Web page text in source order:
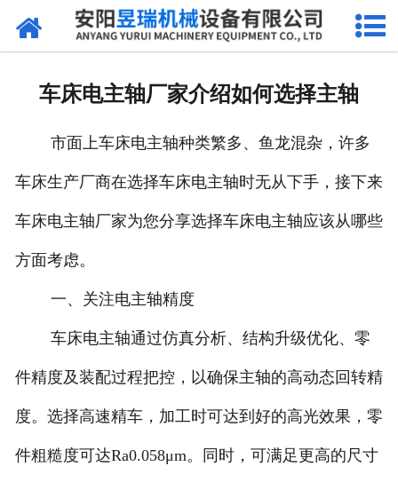
网站首页
车床电主轴厂家介绍如何选择主轴
市面上车床电主轴种类繁多、鱼龙混杂，许多
车床生产厂商在选择车床电主轴时无从下手，接下来
车床电主轴厂家为您分享选择车床电主轴应该从哪些
方面考虑。
一、关注电主轴精度
车床电主轴通过仿真分析、结构升级优化、零
件精度及装配过程把控，以确保主轴的高动态回转精
度。选择高速精车，加工时可达到好的高光效果，零
件粗糙度可达Ra0.058μm。同时，可满足更高的尺寸